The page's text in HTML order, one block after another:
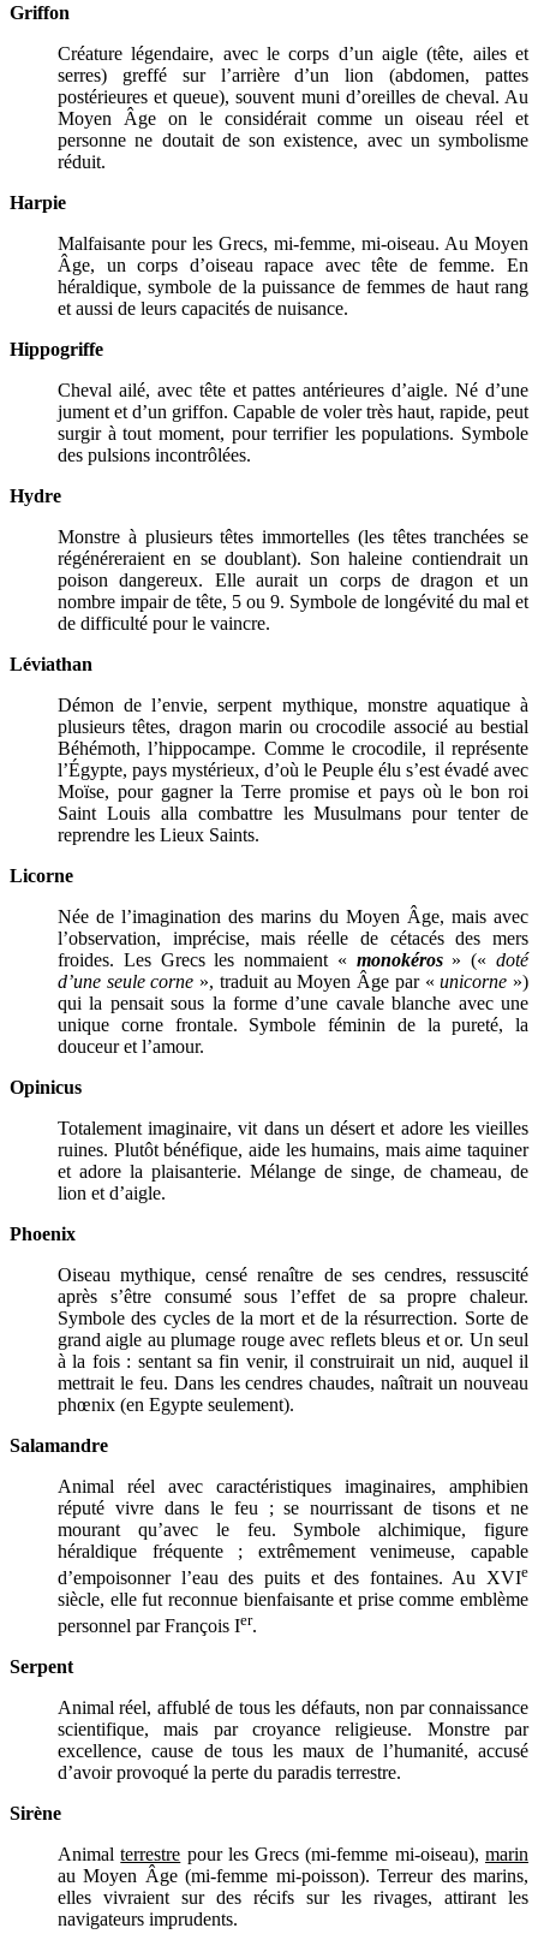
Griffon
Créature légendaire, avec le corps d’un aigle (tête, ailes et
serres) greffé sur l’arrière d’un lion (abdomen, pattes
postérieures et queue), souvent muni d’oreilles de cheval. Au
Moyen Âge on le considérait comme un oiseau réel et
personne ne doutait de son existence, avec un symbolisme
réduit.
Harpie
Malfaisante pour les Grecs, mi-femme, mi-oiseau. Au Moyen
Âge, un corps d’oiseau rapace avec tête de femme. En
héraldique, symbole de la puissance de femmes de haut rang
et aussi de leurs capacités de nuisance.
Hippogriffe
Cheval ailé, avec tête et pattes antérieures d’aigle. Né d’une
jument et d’un griffon. Capable de voler très haut, rapide, peut
surgir à tout moment, pour terrifier les populations. Symbole
des pulsions incontrôlées.
Hydre
Monstre à plusieurs têtes immortelles (les têtes tranchées se
régénéreraient en se doublant). Son haleine contiendrait un
poison dangereux. Elle aurait un corps de dragon et un
nombre impair de tête, 5 ou 9. Symbole de longévité du mal et
de difficulté pour le vaincre.
Léviathan
Démon de l’envie, serpent mythique, monstre aquatique à
plusieurs têtes, dragon marin ou crocodile associé au bestial
Béhémoth, l’hippocampe. Comme le crocodile, il représente
l’Égypte, pays mystérieux, d’où le Peuple élu s’est évadé avec
Moïse, pour gagner la Terre promise et pays où le bon roi
Saint Louis alla combattre les Musulmans pour tenter de
reprendre les Lieux Saints.
Licorne
Née de l’imagination des marins du Moyen Âge, mais avec
l’observation, imprécise, mais réelle de cétacés des mers
froides. Les Grecs les nommaient « monokéros» («doté
d’une seule corne », traduit au Moyen Âge par « unicorne »)
qui la pensait sous la forme d’une cavale blanche avec une
unique corne frontale. Symbole féminin de la pureté, la
douceur et l’amour.
Opinicus
Totalement imaginaire, vit dans un désert et adore les vieilles
ruines. Plutôt bénéfique, aide les humains, mais aime taquiner
et adore la plaisanterie. Mélange de singe, de chameau, de
lion et d’aigle.
Phoenix
Oiseau mythique, censé renaître de ses cendres, ressuscité
après s’être consumé sous l’effet de sa propre chaleur.
Symbole des cycles de la mort et de la résurrection. Sorte de
grand aigle au plumage rouge avec reflets bleus et or. Un seul
à la fois : sentant sa fin venir, il construirait un nid, auquel il
mettrait le feu. Dans les cendres chaudes, naîtrait un nouveau
phœnix (en Egypte seulement).
Salamandre
Animal réel avec caractéristiques imaginaires, amphibien
réputé vivre dans le feu ; se nourrissant de tisons et ne
mourant qu’avec le feu. Symbole alchimique, figure
héraldique fréquente ; extrêmement venimeuse, capable
d’empoisonner l’eau des puits et des fontaines. Au XVIe
siècle, elle fut reconnue bienfaisante et prise comme emblème
personnel par François Ier.
Serpent
Animal réel, affublé de tous les défauts, non par connaissance
scientifique, mais par croyance religieuse. Monstre par
excellence, cause de tous les maux de l’humanité, accusé
d’avoir provoqué la perte du paradis terrestre.
Sirène
Animalterrestre pour les Grecs (mi-femme mi-oiseau),marin
au Moyen Âge (mi-femme mi-poisson). Terreur des marins,
elles vivraient sur des récifs sur les rivages, attirant les
navigateurs imprudents.